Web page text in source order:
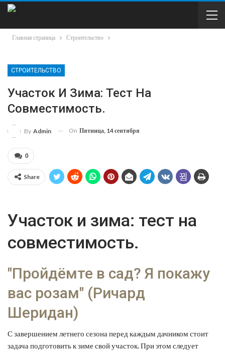
Главная страница Строительство
СТРОИТЕЛЬСТВО
Участок И Зима: Тест На
Совместимость.
By Admin On Пятница, 14 сентября
0
Share
Участок и зима: тест на
совместимость.
"Пройдёмте в сад? Я покажу
вас розам" (Ричард
Шеридан)
С завершением летнего сезона перед каждым дачником стоит
задача подготовить к зиме свой участок. При этом следует